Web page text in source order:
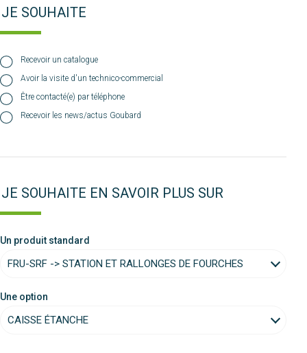
JE SOUHAITE
Recevoir un catalogue
Avoir la visite d'un technico-commercial
Être contacté(e) par téléphone
Recevoir les news/actus Goubard
JE SOUHAITE EN SAVOIR PLUS SUR
Un produit standard
Une option